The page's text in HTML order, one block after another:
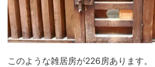
このような雑居房が226房あります。